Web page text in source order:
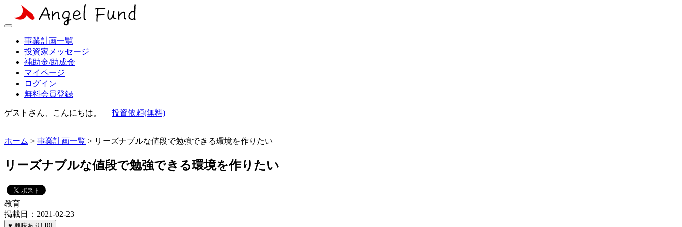
事業計画一覧
投資家メッセージ
補助金/助成金
マイページ
ログイン
無料会員登録
ゲストさん、こんにちは。 投資依頼(無料)
ホーム > 事業計画一覧 > リーズナブルな値段で勉強できる環境を作りたい
リーズナブルな値段で勉強できる環境を作りたい
教育
掲載日：2021-02-23